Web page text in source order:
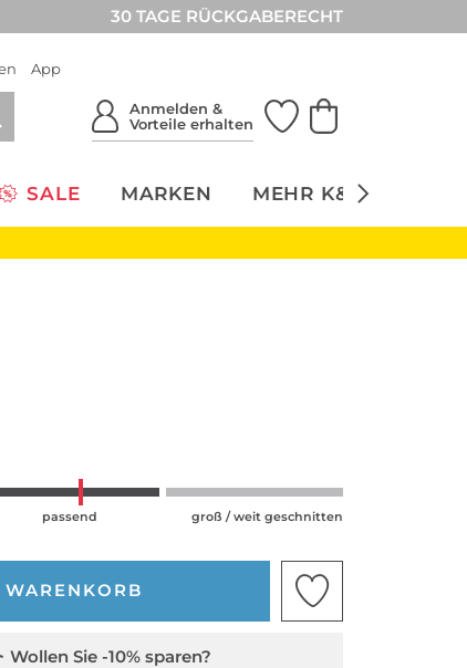
30 TAGE RÜCKGABERECHT
App
Anmelden &
Vorteile erhalten
SALE MARKEN MEHR K&Ö
passend groß / weit geschnitten
Wollen Sie -10% sparen?